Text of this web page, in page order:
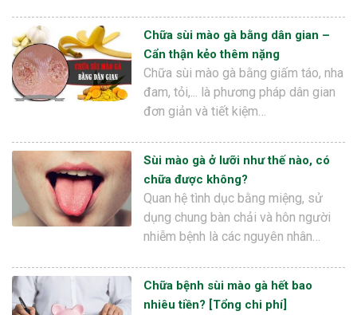
Chữa sùi mào gà bằng dân gian –
Cẩn thận kẻo thêm nặng
Chữa sùi mào gà bằng giấm táo, nha
đam, tỏi,... là phương pháp dân gian
đơn giản và tiết kiệm…
Sùi mào gà ở lưỡi như thế nào, có
chữa được không?
Quan hệ tình dục bằng miệng, sử
dụng chung bàn chải và hôn người
nhiễm bệnh là các nguyên nhân…
Chữa bệnh sùi mào gà hết bao
nhiêu tiền? [Tổng chi phí]